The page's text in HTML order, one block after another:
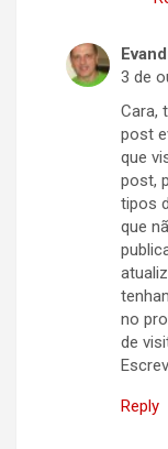
3 de
Cara,
post
que
post,
tipos
que
no
de
Reply